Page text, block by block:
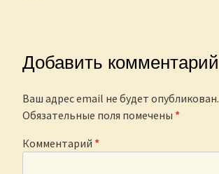
Добавить комментарий
Ваш адрес email не будет опубликован.
Обязательные поля помечены *
Комментарий *